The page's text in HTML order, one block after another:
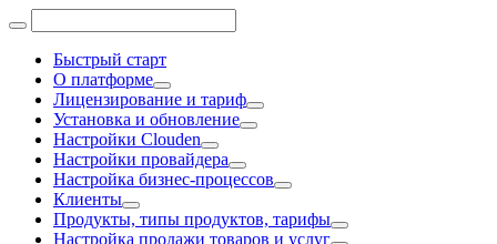
Быстрый старт
О платформе
Лицензирование и тариф
Установка и обновление
Настройки Clouden
Настройки провайдера
Настройка бизнес-процессов
Клиенты
Продукты, типы продуктов, тарифы
Настройка продажи товаров и услуг